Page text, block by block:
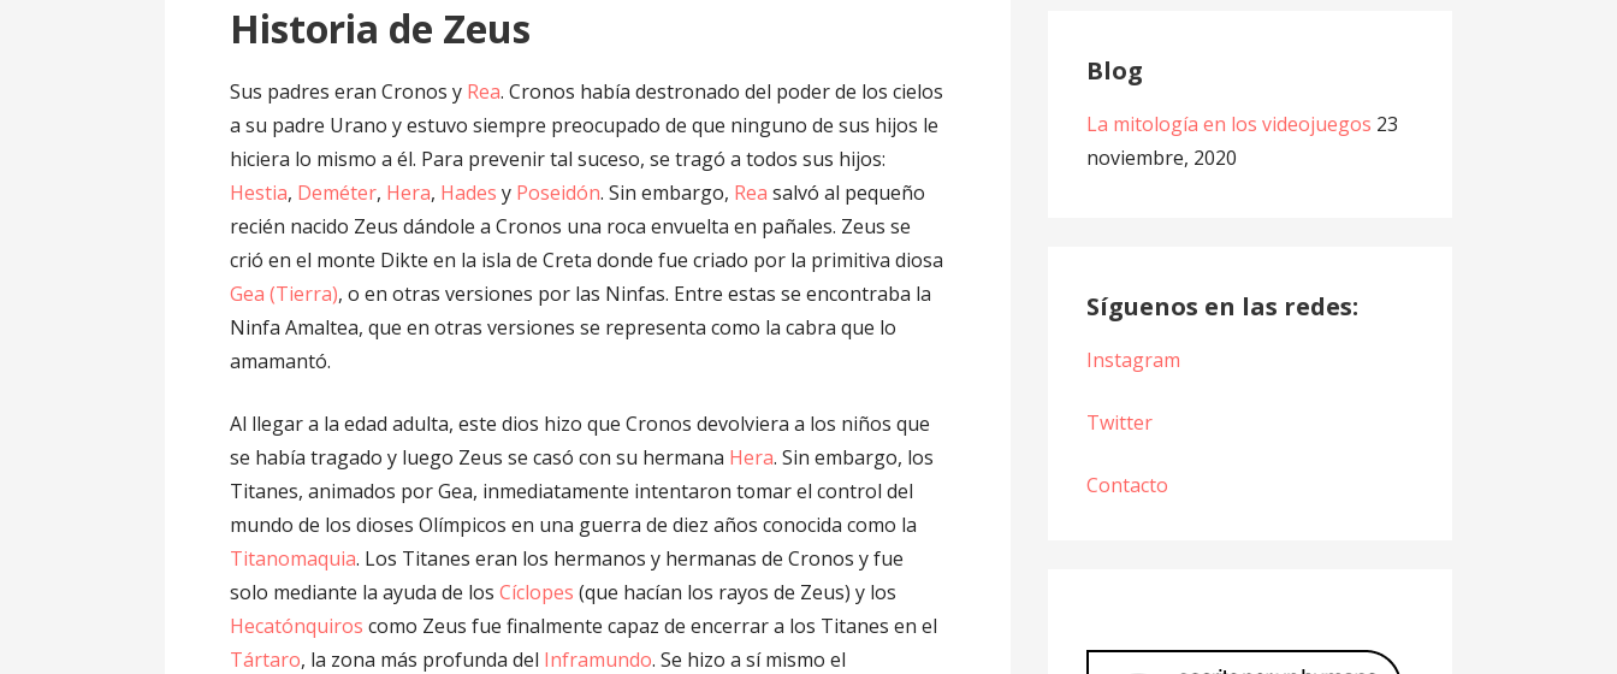
Historia de Zeus
Sus padres eran Cronos y Rea. Cronos había destronado del poder de los cielos
a su padre Urano y estuvo siempre preocupado de que ninguno de sus hijos le
hiciera lo mismo a él. Para prevenir tal suceso, se tragó a todos sus hijos:
Hestia, Deméter, Hera, Hades y Poseidón. Sin embargo, Rea salvó al pequeño
recién nacido Zeus dándole a Cronos una roca envuelta en pañales. Zeus se
crió en el monte Dikte en la isla de Creta donde fue criado por la primitiva diosa
Gea (Tierra), o en otras versiones por las Ninfas. Entre estas se encontraba la
Ninfa Amaltea, que en otras versiones se representa como la cabra que lo
amamantó.
Al llegar a la edad adulta, este dios hizo que Cronos devolviera a los niños que
se había tragado y luego Zeus se casó con su hermana Hera. Sin embargo, los
Titanes, animados por Gea, inmediatamente intentaron tomar el control del
mundo de los dioses Olímpicos en una guerra de diez años conocida como la
Titanomaquia. Los Titanes eran los hermanos y hermanas de Cronos y fue
solo mediante la ayuda de losCíclopes (que hacían los rayos de Zeus) y los
Hecatónquiros como Zeus fue finalmente capaz de encerrar a los Titanes en el
Tártaro, la zona más profunda del Inframundo. Se hizo a sí mismo el
Blog
La mitología en los videojuegos 23
noviembre, 2020
Síguenos en las redes:
Instagram
Twitter
Contacto